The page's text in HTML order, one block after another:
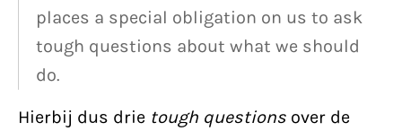
places a special obligation on us to ask
tough questions about what we should
do.
Hierbij dus drie tough questions over de